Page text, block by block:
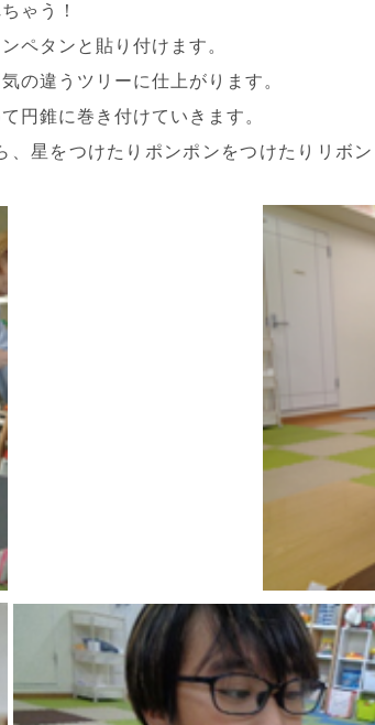
ゃう！
ペタンと貼り付けます。
の違うツリーに仕上がります。
円錐に巻き付けていきます。
星をつけたりポンポンをつけたりリボ